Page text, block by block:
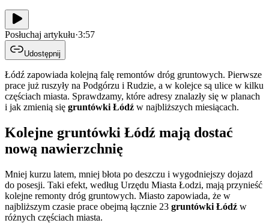
Posłuchaj artykułu·3:57
Udostępnij
Łódź zapowiada kolejną falę remontów dróg gruntowych. Pierwsze
prace już ruszyły na Podgórzu i Rudzie, a w kolejce są ulice w kilku
częściach miasta. Sprawdzamy, które adresy znalazły się w planach
i jak zmienią się gruntówki Łódź w najbliższych miesiącach.
Kolejne gruntówki Łódź mają dostać
nową nawierzchnię
Mniej kurzu latem, mniej błota po deszczu i wygodniejszy dojazd
do posesji. Taki efekt, według Urzędu Miasta Łodzi, mają przynieść
kolejne remonty dróg gruntowych. Miasto zapowiada, że w
najbliższym czasie prace obejmą łącznie 23 gruntówki Łódź w
różnych częściach miasta.